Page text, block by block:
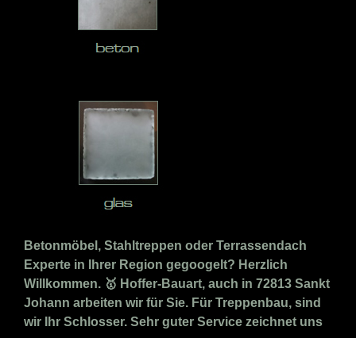
Betonmöbel, Stahltreppen oder Terrassendach
Experte in Ihrer Region gegoogelt? Herzlich
Willkommen. 🥇 Hoffer-Bauart, auch in 72813 Sankt
Johann arbeiten wir für Sie. Für Treppenbau, sind
wir Ihr Schlosser. Sehr guter Service zeichnet uns